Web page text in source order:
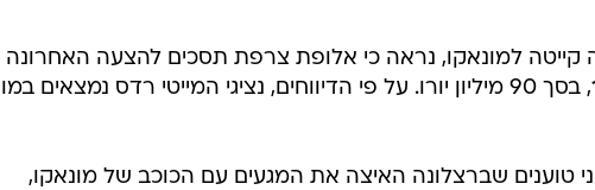
למונאקו, נראה כי אלופת צרפת תסכים להצעה
, בסך 90 מיליון יורו. על פי הדיווחים, נציגי המייטי רדס נמצאים
טוענים שברצלונה האיצה את המגעים עם הכוכב של מונאקו,